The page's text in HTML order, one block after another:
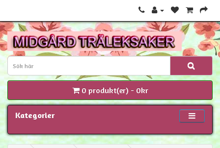
0 produkt(er) - 0kr
Kategorier